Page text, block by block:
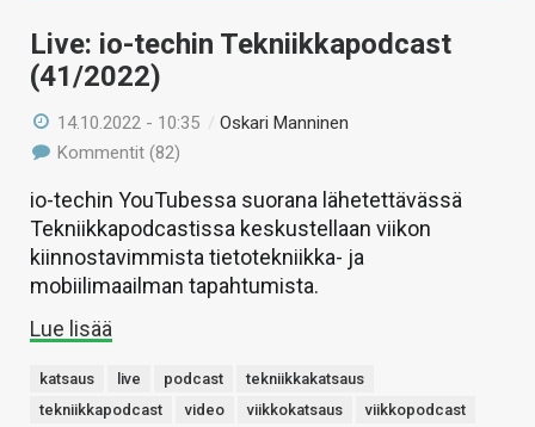
Live: io-techin Tekniikkapodcast
(41/2022)
14.10.2022 - 10:35 /Oskari Manninen
Kommentit (82)
io-techin YouTubessa suorana lähetettävässä
Tekniikkapodcastissa keskustellaan viikon
kiinnostavimmista tietotekniikka- ja
mobiilimaailman tapahtumista.
Lue lisää
katsaus live podcast
tekniikkakatsaus
tekniikkapodcast
video viikkokatsaus viikkopodcast